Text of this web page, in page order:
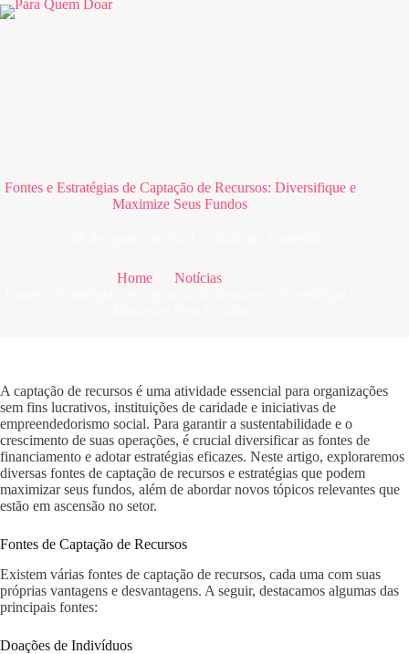
Pular
para
Fontes e Estratégias de Captação de Recursos: Diversifique e
Maximize Seus Fundos
Home
Notícias
A captação de recursos é uma atividade essencial para organizações
sem fins lucrativos, instituições de caridade e iniciativas de
empreendedorismo social. Para garantir a sustentabilidade e o
crescimento de suas operações, é crucial diversificar as fontes de
financiamento e adotar estratégias eficazes. Neste artigo, exploraremos
diversas fontes de captação de recursos e estratégias que podem
maximizar seus fundos, além de abordar novos tópicos relevantes que
estão em ascensão no setor.
Fontes de Captação de Recursos
Existem várias fontes de captação de recursos, cada uma com suas
próprias vantagens e desvantagens. A seguir, destacamos algumas das
principais fontes:
Doações de Indivíduos